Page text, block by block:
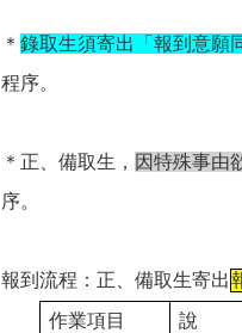
＊ 錄取生須寄出「報到意願
程序。
＊正、備取生， 因特殊事由
序。
報到流程：正、備取生寄出
作業項目
說